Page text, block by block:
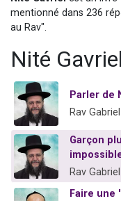
Il
mentionné dans 236
au Rav".
Nité
Parler de
Rav
Garçon
Rav
Faire une